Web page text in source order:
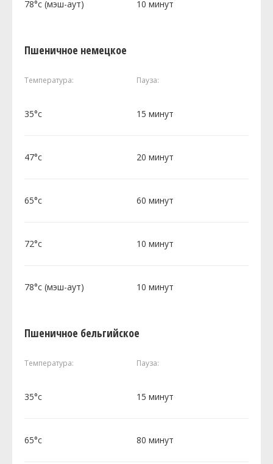
78°c (мэш-аут) 10 минут
Пшеничное немецкое
Температура: Пауза:
35°c 15 минут
47°c 20 минут
65°c 60 минут
72°c 10 минут
78°c (мэш-аут) 10 минут
Пшеничное бельгийское
Температура: Пауза:
35°c 15 минут
65°c 80 минут